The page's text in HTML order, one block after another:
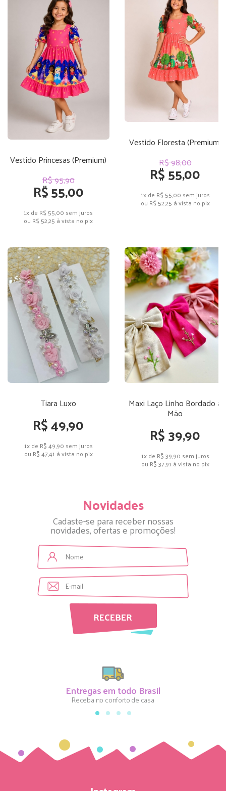
Vestido Princesas (Premium)
R$ 95,90
R$ 55,00
1x de R$ 55,00 sem juros
ou R$ 52,25 à vista no pix
Vestido Floresta (Premium)
R$ 98,00
R$ 55,00
1x de R$ 55,00 sem juros
ou R$ 52,25 à vista no pix
Tiara Luxo
R$ 49,90
1x de R$ 49,90 sem juros
ou R$ 47,41 à vista no pix
Maxi Laço Linho Bordado a
Mão
R$ 39,90
1x de R$ 39,90 sem juros
ou R$ 37,91 à vista no pix
Novidades
Cadaste-se para receber nossas
novidades, ofertas e promoções!
Entregas em todo Brasil
Receba no conforto de casa